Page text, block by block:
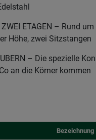
ETAGEN – Rund
Höhe, zwei Sitzstangen
– Die spezielle
an die Körner kommen
Bezeichnung